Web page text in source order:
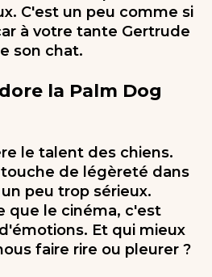
C'est un peu comme si
à votre tante Gertrude
son chat.
la Palm Dog
le talent des chiens.
de légèreté dans
peu trop sérieux.
que le cinéma, c'est
Et qui mieux
faire rire ou pleurer ?